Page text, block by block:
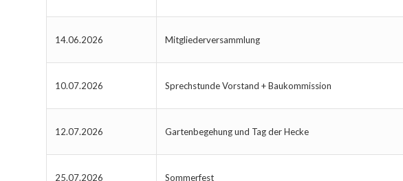
14.06.2026 Mitgliederversammlung
10.07.2026 Sprechstunde Vorstand + Baukommission
12.07.2026 Gartenbegehung und Tag der Hecke
25.07.2026 Sommerfest